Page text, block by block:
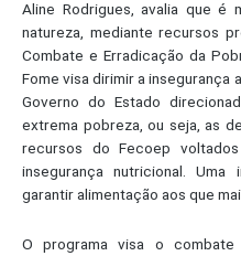
Aline Rodrigues, avalia que é
natureza, mediante recursos
Combate e Erradicação da
Fome visa dirimir a insegurança
Governo do Estado
extrema pobreza, ou seja, as
recursos do Fecoep
insegurança nutricional.
garantir alimentação aos que
O programa visa o